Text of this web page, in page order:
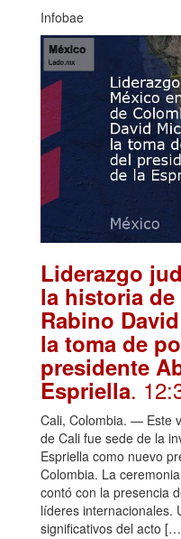
Infobae
Liderazgo
la historia
Rabino
la toma de
presidente
Espriella.
Cali, Colombia. — Este
de Cali fue sede de la
Espriella como nuevo
Colombia. La
contó con la presencia
líderes internacionales.
significativos del acto […